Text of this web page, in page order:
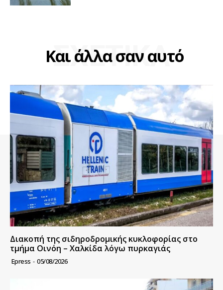
Και άλλα σαν αυτό
ΣΧΕΤΙΚΑ
Διακοπή της σιδηροδρομικής κυκλοφορίας στο
τμήμα Οινόη – Χαλκίδα λόγω πυρκαγιάς
Epress - 05/08/2026